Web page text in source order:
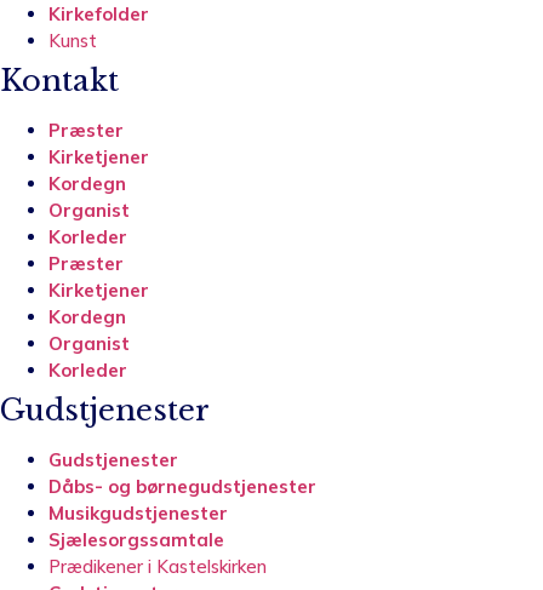
Kirkefolder
Kunst
Kontakt
Præster
Kirketjener
Kordegn
Organist
Korleder
Præster
Kirketjener
Kordegn
Organist
Korleder
Gudstjenester
Gudstjenester
Dåbs- og børnegudstjenester
Musikgudstjenester
Sjælesorgssamtale
Prædikener i Kastelskirken